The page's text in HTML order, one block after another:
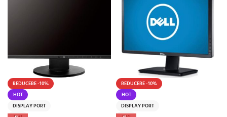
REDUCERE -10%
HOT
DISPLAY PORT
REDUCERE -10%
HOT
DISPLAY PORT